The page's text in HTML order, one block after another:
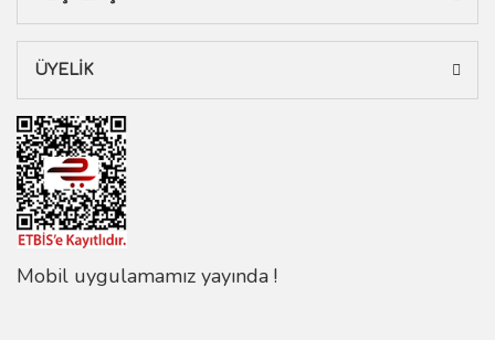
ÜYELİK
Mobil uygulamamız yayında !